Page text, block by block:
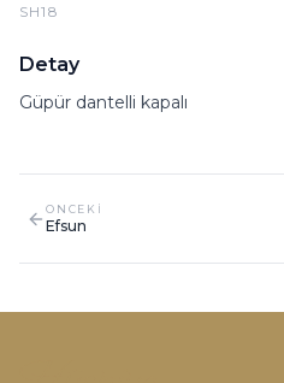
SH18
Detay
Güpür dantelli kapalı
ONCEKI
Efsun